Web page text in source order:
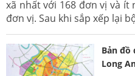
xã nhất với 168 đơn vị và ít
đơn vị. Sau khi sắp xếp lại
Bản đồ
Long